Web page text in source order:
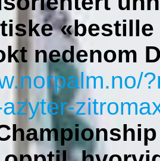
nedenom